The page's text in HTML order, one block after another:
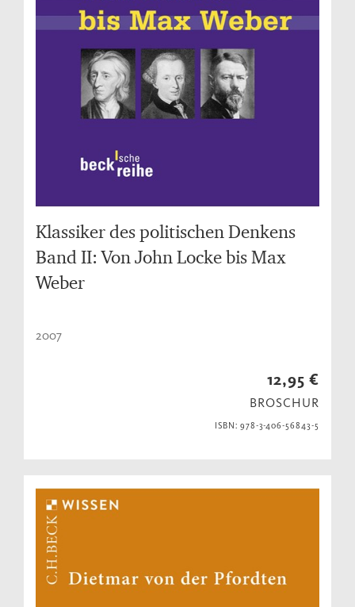
Klassiker des politischen Denkens
Band II: Von John Locke bis Max
Weber
2007
12,95 €
BROSCHUR
ISBN: 978-3-406-56843-5